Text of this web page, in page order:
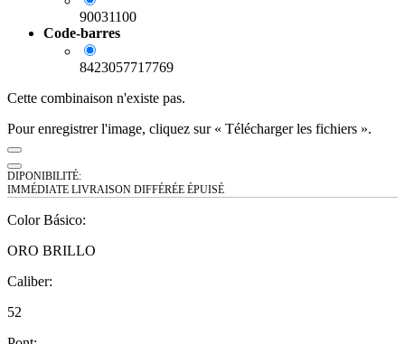
90031100
Code-barres
8423057717769
Cette combinaison n'existe pas.
Pour enregistrer l'image, cliquez sur « Télécharger les fichiers ».
DIPONIBILITÉ:
IMMÉDIATE LIVRAISON DIFFÉRÉE ÉPUISÉ
Color Básico:
ORO BRILLO
Caliber:
52